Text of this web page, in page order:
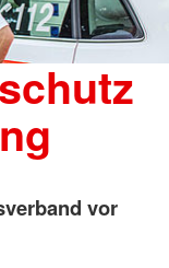
vor